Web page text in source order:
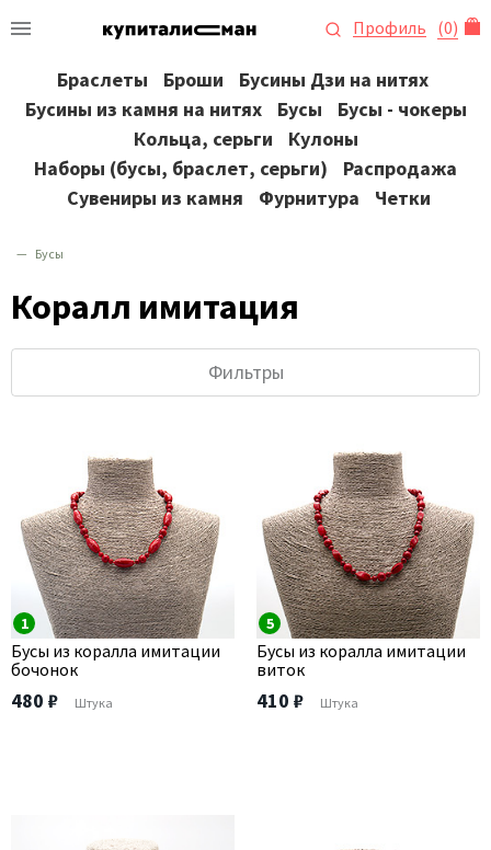
Профиль (0)
Браслеты Броши
Бусины Дзи на нитях
Бусины из камня на нитях
Бусы
Бусы - чокеры
Кольца, серьги
Кулоны
Наборы (бусы, браслет, серьги)
Распродажа
Сувениры из камня
Фурнитура Четки
Бусы
Коралл имитация
Фильтры
1
Бусы из коралла имитации
бочонок
480 ₽ Штука
5
Бусы из коралла имитации
виток
410 ₽ Штука